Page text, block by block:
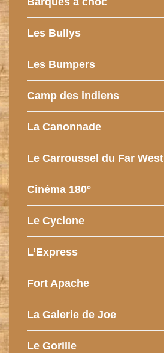
Les Bullys
Les Bumpers
Camp des indiens
La Canonnade
Le Carroussel du Far West
Cinéma 180°
Le Cyclone
L’Express
Fort Apache
La Galerie de Joe
Le Gorille